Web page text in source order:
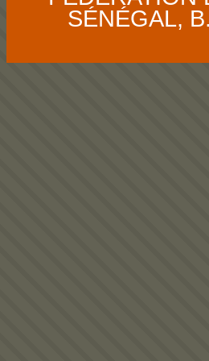
SÉNÉGAL,